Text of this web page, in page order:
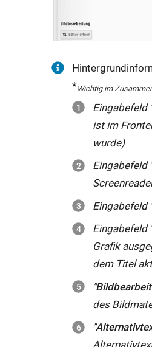
*Wichtig im
Eingabefeld
ist im
wurde)
Eingabefeld
Eingabefeld
Eingabefeld
Grafik
dem Titel
"
des
"